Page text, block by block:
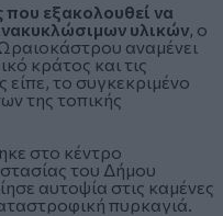
εξακολουθεί να
υλικών, ο
αναμένει
κράτος και τις
το συγκεκριμένο
της τοπικής
στο κέντρο
του Δήμου
αυτοψία στις καμένες
πυρκαγιά.